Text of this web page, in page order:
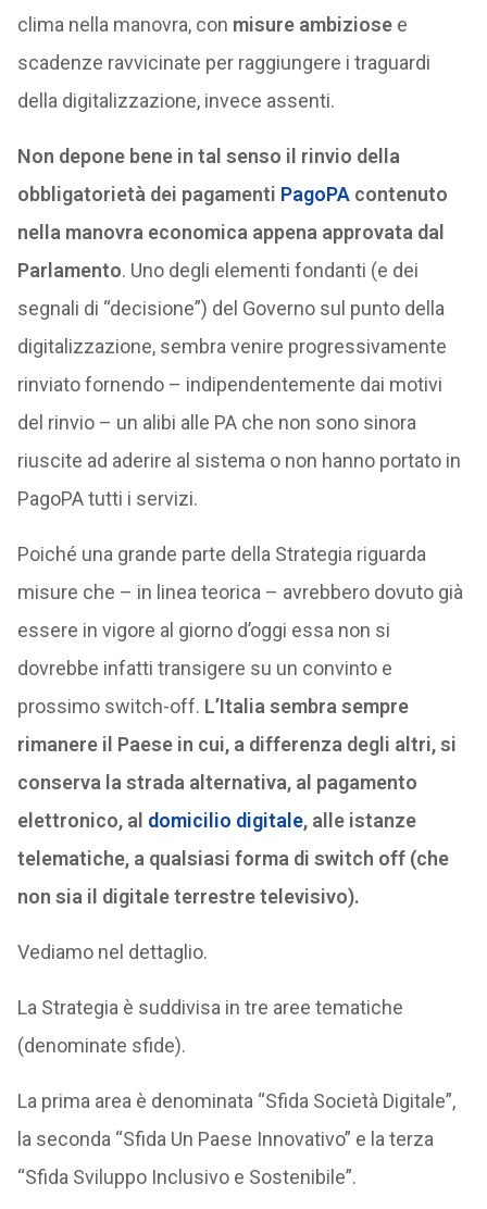
clima nella manovra, con misure ambiziosee
scadenze ravvicinate per raggiungere i traguardi
della digitalizzazione, invece assenti.
Non depone bene in tal senso il rinvio della
obbligatorietà dei pagamenti PagoPAcontenuto
nella manovra economica appena approvata dal
Parlamento. Uno degli elementi fondanti (e dei
segnali di “decisione”) del Governo sul punto della
digitalizzazione, sembra venire progressivamente
rinviato fornendo – indipendentemente dai motivi
del rinvio – un alibi alle PA che non sono sinora
riuscite ad aderire al sistema o non hanno portato in
PagoPA tutti i servizi.
Poiché una grande parte della Strategia riguarda
misure che – in linea teorica – avrebbero dovuto già
essere in vigore al giorno d’oggi essa non si
dovrebbe infatti transigere su un convinto e
prossimo switch-off. L’Italia sembra sempre
rimanere il Paese in cui, a differenza degli altri, si
conserva la strada alternativa, al pagamento
elettronico, al domicilio digitale, alle istanze
telematiche, a qualsiasi forma di switch off (che
non sia il digitale terrestre televisivo).
Vediamo nel dettaglio.
La Strategia è suddivisa in tre aree tematiche
(denominate sfide).
La prima area è denominata “Sfida Società Digitale”,
la seconda “Sfida Un Paese Innovativo” e la terza
“Sfida Sviluppo Inclusivo e Sostenibile”.